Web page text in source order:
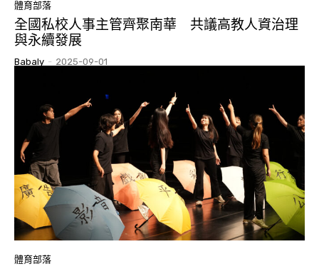
體育部落
全國私校人事主管齊聚南華 共議高教人資治理
與永續發展
Babaly - 2025-09-01
體育部落